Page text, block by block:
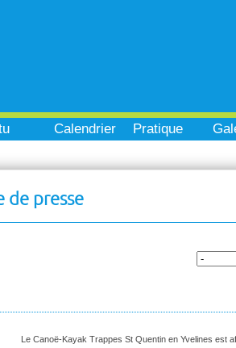
Calendrier Pratique
de presse
Le Canoë-Kayak Trappes St Quentin en Yvelines est